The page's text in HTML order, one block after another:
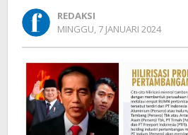
Dilanjutkan
REDAKSI
MINGGU, 7 JANUARI 2024